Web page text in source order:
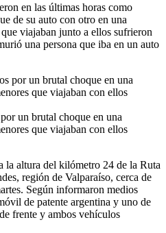
en las últimas horas como
de su auto con otro en una
viajaban junto a ellos sufrieron
una persona que iba en un auto
un brutal choque en una
que viajaban con ellos
la altura del kilómetro 24 de la Ruta
región de Valparaíso, cerca de
Según informaron medios
de patente argentina y uno de
frente y ambos vehículos